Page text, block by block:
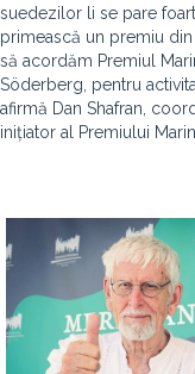
suedezilor li se pare
primească un premiu
să acordăm Premiul
Söderberg, pentru
afirmă Dan Shafran,
inițiator al Premiului